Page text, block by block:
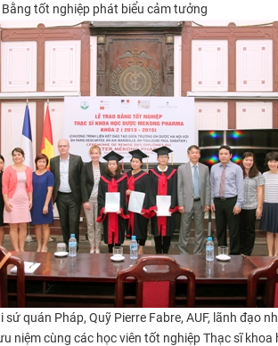
tốt nghiệp phát biểu cảm tưởng
sứ quán Pháp, Quỹ Pierre Fabre, AUF, lãnh đạo
niệm cùng các học viên tốt nghiệpThạc sĩ khoa